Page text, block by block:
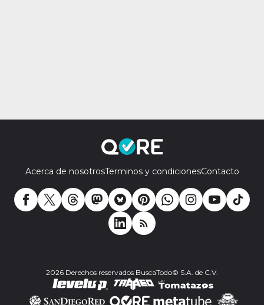
Acerca de nosotrosTerminos y condicionesContacto
2026 Derechos reservados BuscaTodo© S.A. de C.V.